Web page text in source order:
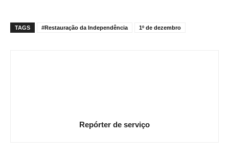
TAGS #Restauração da Independência 1º de dezembro
Repórter de serviço